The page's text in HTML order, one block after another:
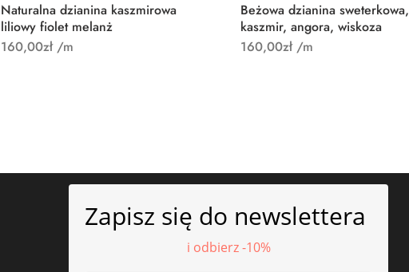
Naturalna dzianina kaszmirowa
liliowy fiolet melanż
160,00zł/m
Beżowa dzianina sweterkowa,
kaszmir, angora, wiskoza
160,00zł/m
Zapisz się do newslettera
i odbierz -10%